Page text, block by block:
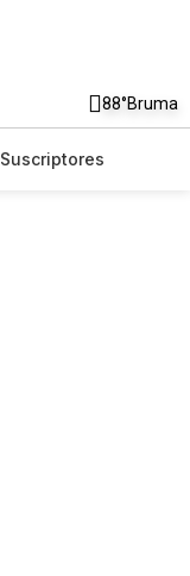
88°Bruma
Suscriptores